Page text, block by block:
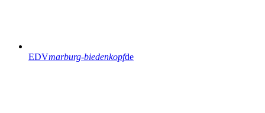
EDVmarburg-biedenkopfde